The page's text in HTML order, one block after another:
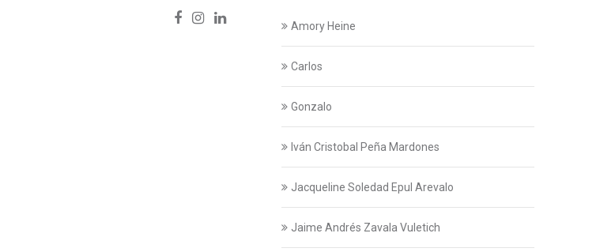
Amory Heine
Carlos
Gonzalo
Iván Cristobal Peña Mardones
Jacqueline Soledad Epul Arevalo
Jaime Andrés Zavala Vuletich